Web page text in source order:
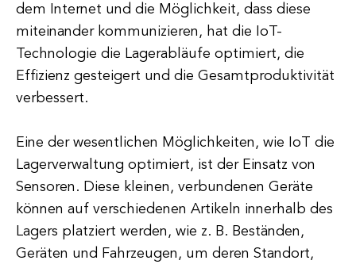
dem Internet und die Möglichkeit, dass diese
miteinander kommunizieren, hat die IoT-
Technologie die Lagerabläufe optimiert, die
Effizienz gesteigert und die Gesamtproduktivität
verbessert.
Eine der wesentlichen Möglichkeiten, wie IoT die
Lagerverwaltung optimiert, ist der Einsatz von
Sensoren. Diese kleinen, verbundenen Geräte
können auf verschiedenen Artikeln innerhalb des
Lagers platziert werden, wie z. B. Beständen,
Geräten und Fahrzeugen, um deren Standort,